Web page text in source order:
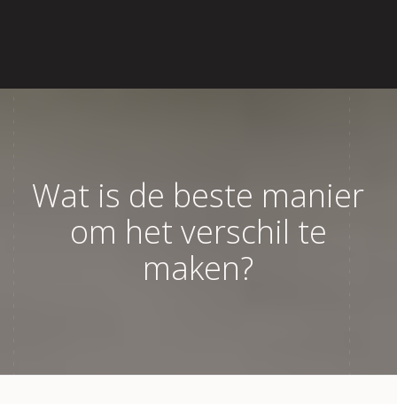
Home
Reviews
Blog
Wat is de beste manier
om het verschil te
maken?